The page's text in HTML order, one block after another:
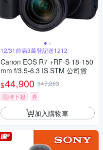
12/31前滿3萬登記送1212
Canon EOS R7 +RF-S 18-150
mm f/3.5-6.3 IS STM 公司貨
$44,900 $47,263
限時下殺
券
加入購物車